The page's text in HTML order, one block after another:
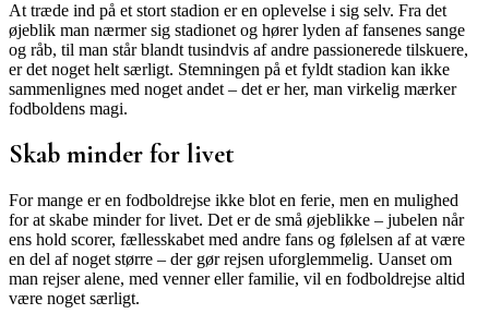
At træde ind på et stort stadion er en oplevelse i sig selv. Fra det
øjeblik man nærmer sig stadionet og hører lyden af fansenes sange
og råb, til man står blandt tusindvis af andre passionerede tilskuere,
er det noget helt særligt. Stemningen på et fyldt stadion kan ikke
sammenlignes med noget andet – det er her, man virkelig mærker
fodboldens magi.
Skab minder for livet
For mange er en fodboldrejse ikke blot en ferie, men en mulighed
for at skabe minder for livet. Det er de små øjeblikke – jubelen når
ens hold scorer, fællesskabet med andre fans og følelsen af at være
en del af noget større – der gør rejsen uforglemmelig. Uanset om
man rejser alene, med venner eller familie, vil en fodboldrejse altid
være noget særligt.